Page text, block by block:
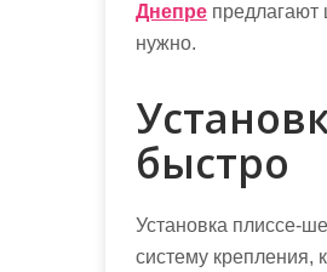
Днепре предлагают
нужно.
быстро
Установка плиссе-
систему крепления,